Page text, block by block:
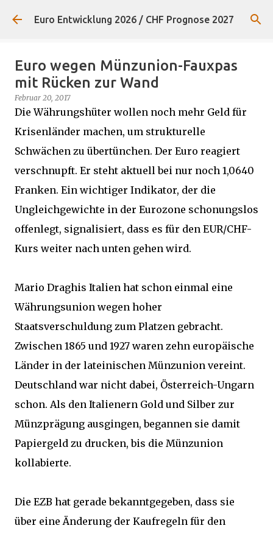
Direkt zum Hauptbereich
Euro Entwicklung 2026 / CHF Prognose 2027
Euro wegen Münzunion-Fauxpas
mit Rücken zur Wand
Februar 20, 2017
Die Währungshüter wollen noch mehr Geld für
Krisenländer machen, um strukturelle
Schwächen zu übertünchen. Der Euro reagiert
verschnupft. Er steht aktuell bei nur noch 1,0640
Franken. Ein wichtiger Indikator, der die
Ungleichgewichte in der Eurozone schonungslos
offenlegt, signalisiert, dass es für den EUR/CHF-
Kurs weiter nach unten gehen wird.
Mario Draghis Italien hat schon einmal eine
Währungsunion wegen hoher
Staatsverschuldung zum Platzen gebracht.
Zwischen 1865 und 1927 waren zehn europäische
Länder in der lateinischen Münzunion vereint.
Deutschland war nicht dabei, Österreich-Ungarn
schon. Als den Italienern Gold und Silber zur
Münzprägung ausgingen, begannen sie damit
Papiergeld zu drucken, bis die Münzunion
kollabierte.
Die EZB hat gerade bekanntgegeben, dass sie
über eine Änderung der Kaufregeln für den